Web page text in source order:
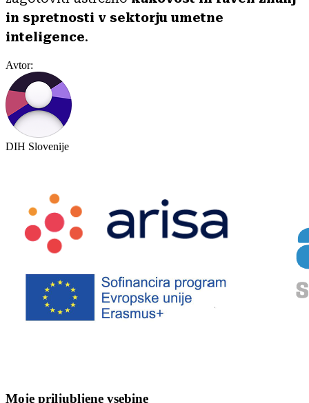
in spretnosti v sektorju umetne
inteligence.
Avtor:
DIH Slovenije
Moje priljubljene vsebine